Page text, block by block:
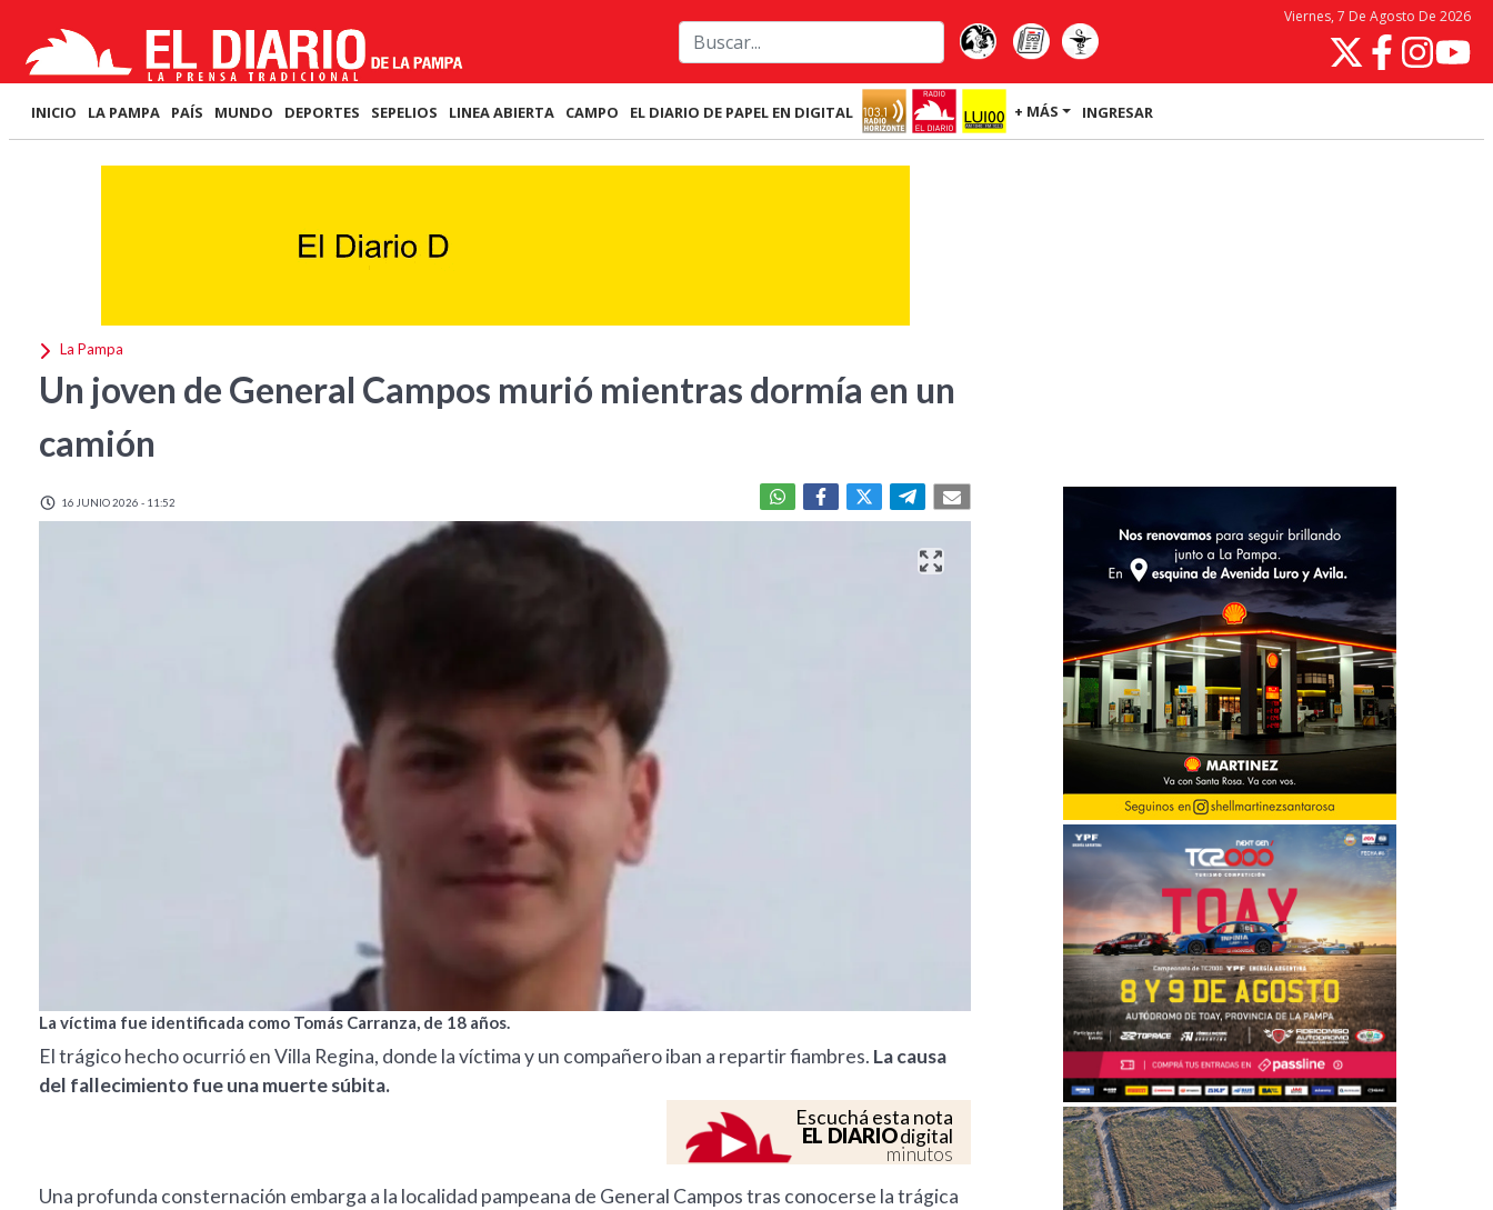
Viernes, 7 De Agosto De 2026
INICIO LA PAMPA PAÍS MUNDO DEPORTES SEPELIOS LINEA ABIERTA CAMPO EL DIARIO DE PAPEL EN DIGITAL + MÁS INGRESAR
La Pampa
Un joven de General Campos murió mientras dormía en un
camión
16 JUNIO 2026 - 11:52
La víctima fue identificada como Tomás Carranza, de 18 años.
El trágico hecho ocurrió en Villa Regina, donde la víctima y un compañero iban a repartir fiambres. La causa
del fallecimiento fue una muerte súbita.
Escuchá esta nota
EL DIARIOdigital
minutos
Una profunda consternación embarga a la localidad pampeana de General Campos tras conocerse la trágica